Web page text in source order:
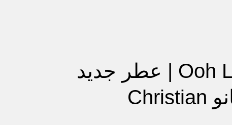
عطر أوه لا روج Ooh La Rouge | عطر جديد
للنساء من كرستيان سيريانو Christian